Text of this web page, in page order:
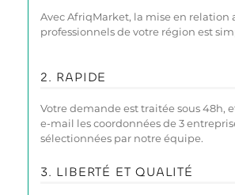
Avec AfriqMarket, la mise en relation
professionnels de votre région est
2. RAPIDE
Votre demande est traitée sous 48h,
e-mail les coordonnées de 3
sélectionnées par notre équipe.
3. LIBERTÉ ET QUALITÉ